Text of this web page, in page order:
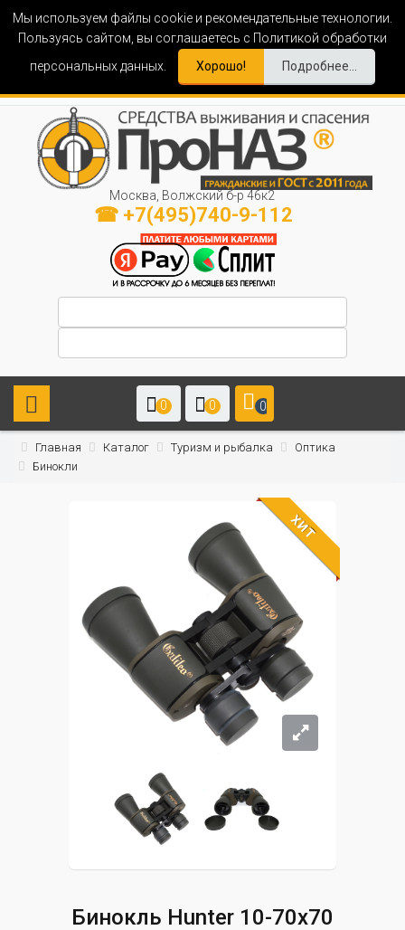
Мы используем файлы cookie и рекомендательные технологии.
Пользуясь сайтом, вы соглашаетесь с Политикой обработки
персональных данных.
Хорошо! Подробнее...
Москва, Волжский б-р 46к2
☎ +7(495)740-9-112
0 0 0
Главная Каталог Туризм и рыбалка
Оптика
Бинокли
ХИТ
Бинокль Hunter 10-70x70